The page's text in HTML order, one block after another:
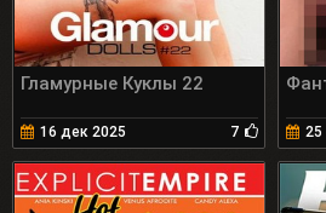
Гламурные Куклы 22
16 дек 2025 7 25